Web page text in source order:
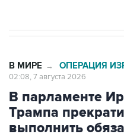
В МИРЕ → ОПЕРАЦИЯ
02:08, 7 августа 2026
В парламенте
Трампа
выполнить